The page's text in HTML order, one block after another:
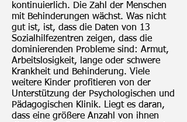
kontinuierlich. Die Zahl der Menschen
mit Behinderungen wächst. Was nicht
gut ist, ist, dass die Daten von 13
Sozialhilfezentren zeigen, dass die
dominierenden Probleme sind: Armut,
Arbeitslosigkeit, lange oder schwere
Krankheit und Behinderung. Viele
weitere Kinder profitieren von der
Unterstützung der Psychologischen und
Pädagogischen Klinik. Liegt es daran,
dass eine größere Anzahl von ihnen